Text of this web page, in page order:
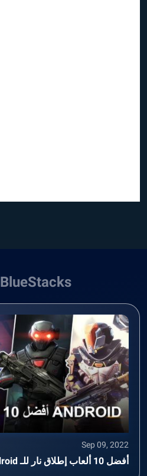
BlueStacks جولات
Sep 09, 2022
أفضل 10 ألعاب إطلاق نار للـ Android في الشرق الأوسط